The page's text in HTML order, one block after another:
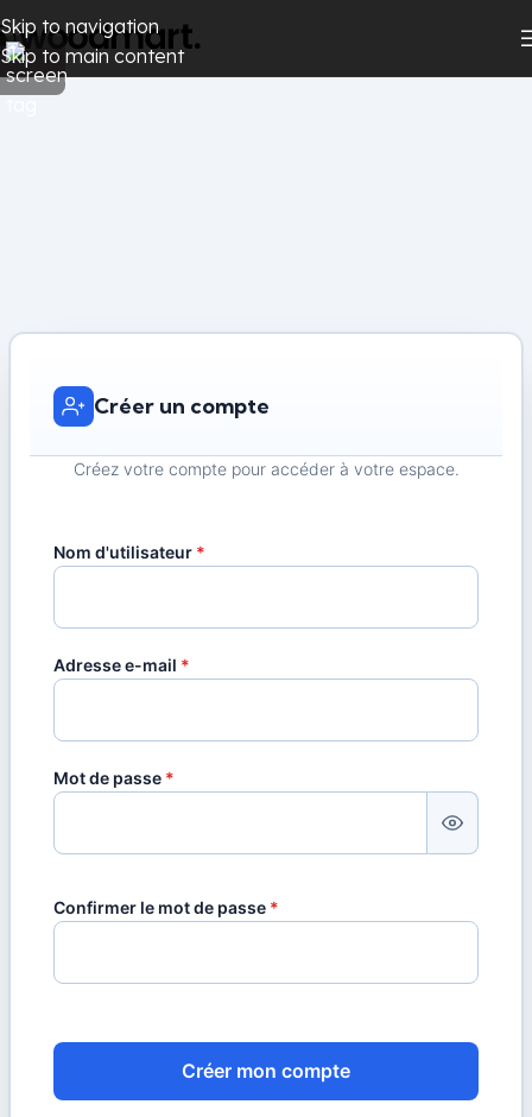
Skip to navigation
Skip to main content
Créer un compte
Créez votre compte pour accéder à votre espace.
Nom d'utilisateur *
Adresse e-mail *
Mot de passe *
Confirmer le mot de passe *
Créer mon compte